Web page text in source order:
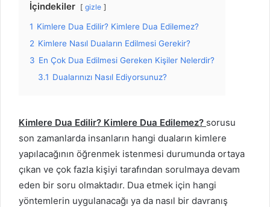
İçindekiler gizle
1 Kimlere Dua Edilir? Kimlere Dua Edilemez?
2 Kimlere Nasıl Duaların Edilmesi Gerekir?
3 En Çok Dua Edilmesi Gereken Kişiler Nelerdir?
3.1 Dualarınızı Nasıl Ediyorsunuz?
Kimlere Dua Edilir? Kimlere Dua Edilemez? sorusu
son zamanlarda insanların hangi duaların kimlere
yapılacağının öğrenmek istenmesi durumunda ortaya
çıkan ve çok fazla kişiyi tarafından sorulmaya devam
eden bir soru olmaktadır. Dua etmek için hangi
yöntemlerin uygulanacağı ya da nasıl bir davranış